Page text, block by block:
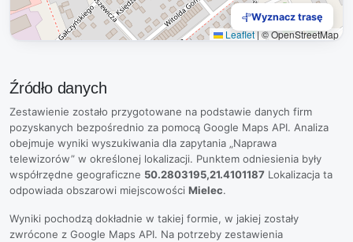
Leaflet|© OpenStreetMap
Wyznacz trasę
Źródło danych
Zestawienie zostało przygotowane na podstawie danych firm
pozyskanych bezpośrednio za pomocą Google Maps API. Analiza
obejmuje wyniki wyszukiwania dla zapytania „Naprawa
telewizorów” w określonej lokalizacji. Punktem odniesienia były
współrzędne geograficzne 50.2803195,21.4101187 Lokalizacja ta
odpowiada obszarowi miejscowości Mielec.
Wyniki pochodzą dokładnie w takiej formie, w jakiej zostały
zwrócone z Google Maps API. Na potrzeby zestawienia